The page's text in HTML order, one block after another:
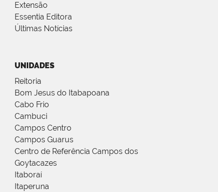
Extensão
Essentia Editora
Últimas Notícias
UNIDADES
Reitoria
Bom Jesus do Itabapoana
Cabo Frio
Cambuci
Campos Centro
Campos Guarus
Centro de Referência Campos dos
Goytacazes
Itaboraí
Itaperuna